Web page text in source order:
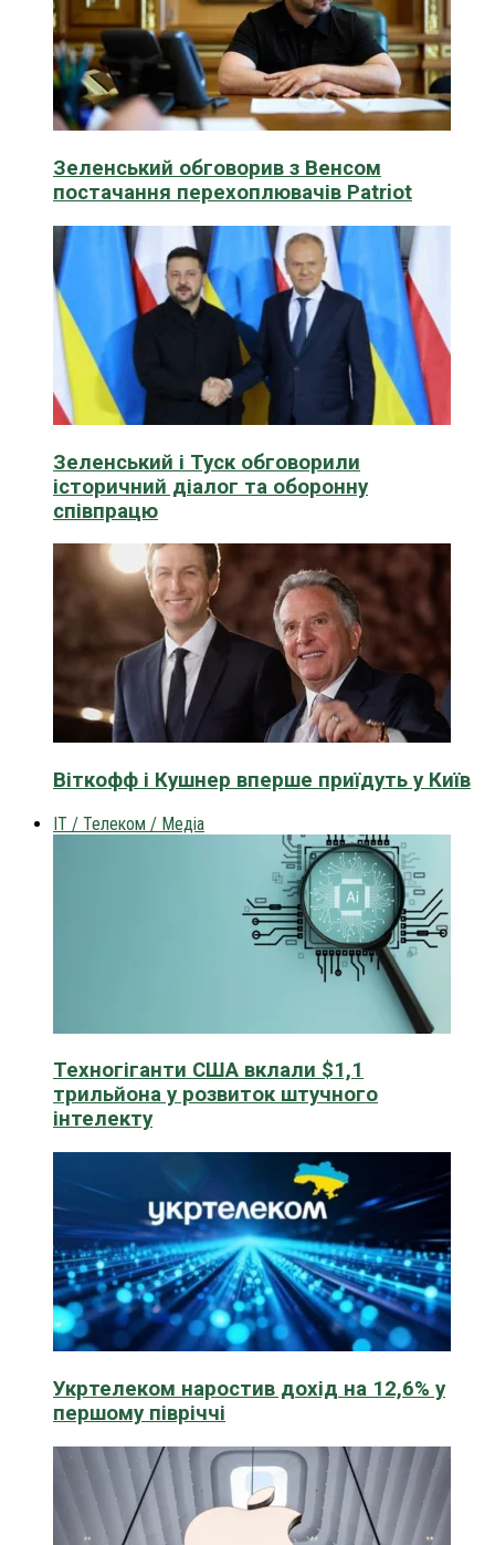
Зеленський обговорив з Венсом
постачання перехоплювачів Patriot
Зеленський і Туск обговорили
історичний діалог та оборонну
співпрацю
Віткофф і Кушнер вперше приїдуть у Київ
IT / Телеком / Медіа
Техногіганти США вклали $1,1
трильйона у розвиток штучного
інтелекту
Укртелеком наростив дохід на 12,6% у
першому півріччі